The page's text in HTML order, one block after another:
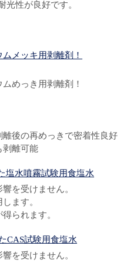
性が良好です。
メッキ用剥離剤！
めっき用剥離剤！
剥離後の再めっきで密着性良好
剥離可能
塩水噴霧試験用食塩水
を受けません。
ます。
られます。
CAS試験用食塩水
を受けません。